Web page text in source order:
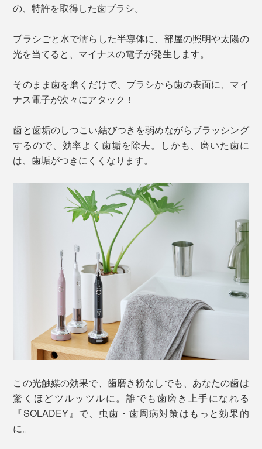
の、特許を取得した歯ブラシ。
ブラシごと水で濡らした半導体に、部屋の照明や太陽の
光を当てると、マイナスの電子が発生します。
そのまま歯を磨くだけで、ブラシから歯の表面に、マイ
ナス電子が次々にアタック！
歯と歯垢のしつこい結びつきを弱めながらブラッシング
するので、効率よく歯垢を除去。しかも、磨いた歯に
は、歯垢がつきにくくなります。
この光触媒の効果で、歯磨き粉なしでも、あなたの歯は
驚くほどツルッツルに。誰でも歯磨き上手になれる
『SOLADEY』で、虫歯・歯周病対策はもっと効果的
に。